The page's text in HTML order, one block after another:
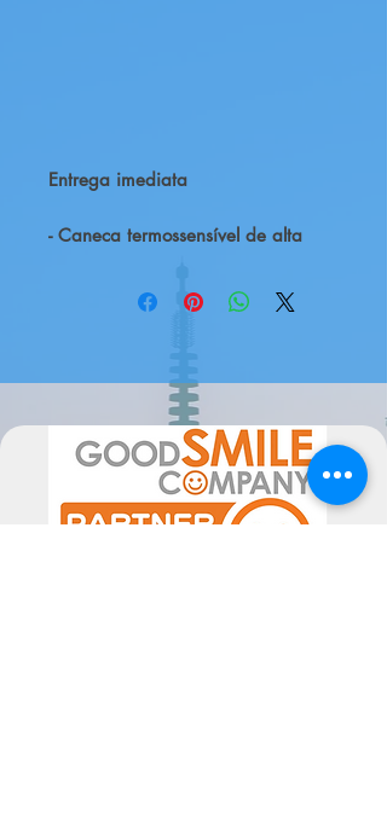
Entrega imediata
- Caneca termossensível de alta
- Produto oficialmente licenciado
- Capacidade: 0,325 litros